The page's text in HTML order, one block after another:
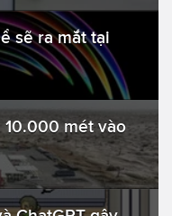
sẽ ra mắt tại
10.000 mét vào